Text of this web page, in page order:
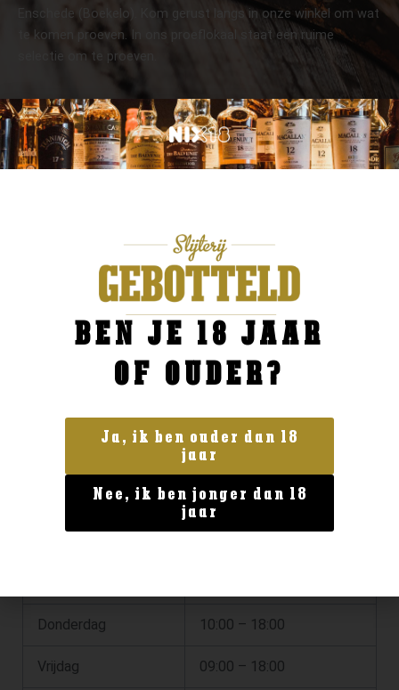
Enschede (Boekelo). Kom gerust langs in onze winkel om wat
te komen proeven. In ons proeflokaal staat een ruime
selectie om te proeven.
Privacy verklaring
Leverings- en betaalvoorwaarden
OPENINGSTIJDEN
Maandag Gesloten
Donderdag 10:00 – 18:00
Vrijdag 09:00 – 18:00
BEN JE 18 JAAR
OF OUDER?
Ja, ik ben ouder dan 18
jaar
Nee, ik ben jonger dan 18
jaar